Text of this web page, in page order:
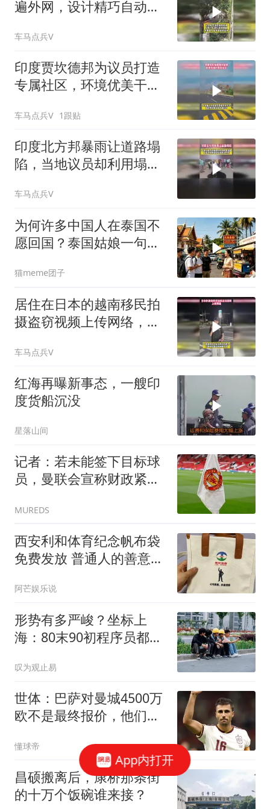
遍外网，设计精巧自动设
车马点兵V
印度贾坎德邦为议员打造
专属社区，环境优美干净
车马点兵V 1跟贴
印度北方邦暴雨让道路塌
陷，当地议员却利用塌陷
车马点兵V
为何许多中国人在泰国不
愿回国？泰国姑娘一句大
猫meme团子
居住在日本的越南移民拍
摄盗窃视频上传网络，全
车马点兵V
红海再曝新事态，一艘印
度货船沉没
星落山间
记者：若未能签下目标球
员，曼联会宣称财政紧
援；天空体育：纽卡斯尔
告知曼联，霍尔是非卖品
MUREDS
西安利和体育纪念帆布袋
免费发放 普通人的善意接
阿芒娱乐说
形势有多严峻？坐标上
海：80末90初程序员都开
叹为观止易
世体：巴萨对曼城4500万
欧不是最终报价，他们清
懂球帝
昌硕搬离后，康桥那条街
的十万个饭碗谁来接？
App内打开